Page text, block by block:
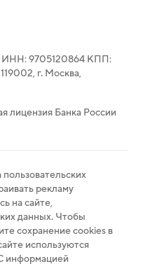
ИНН: 9705120864 КПП:
г. Москва,
лицензия Банка России
пользовательских
рекламу
на сайте,
данных. Чтобы
сохранение cookies в
используются
информацией